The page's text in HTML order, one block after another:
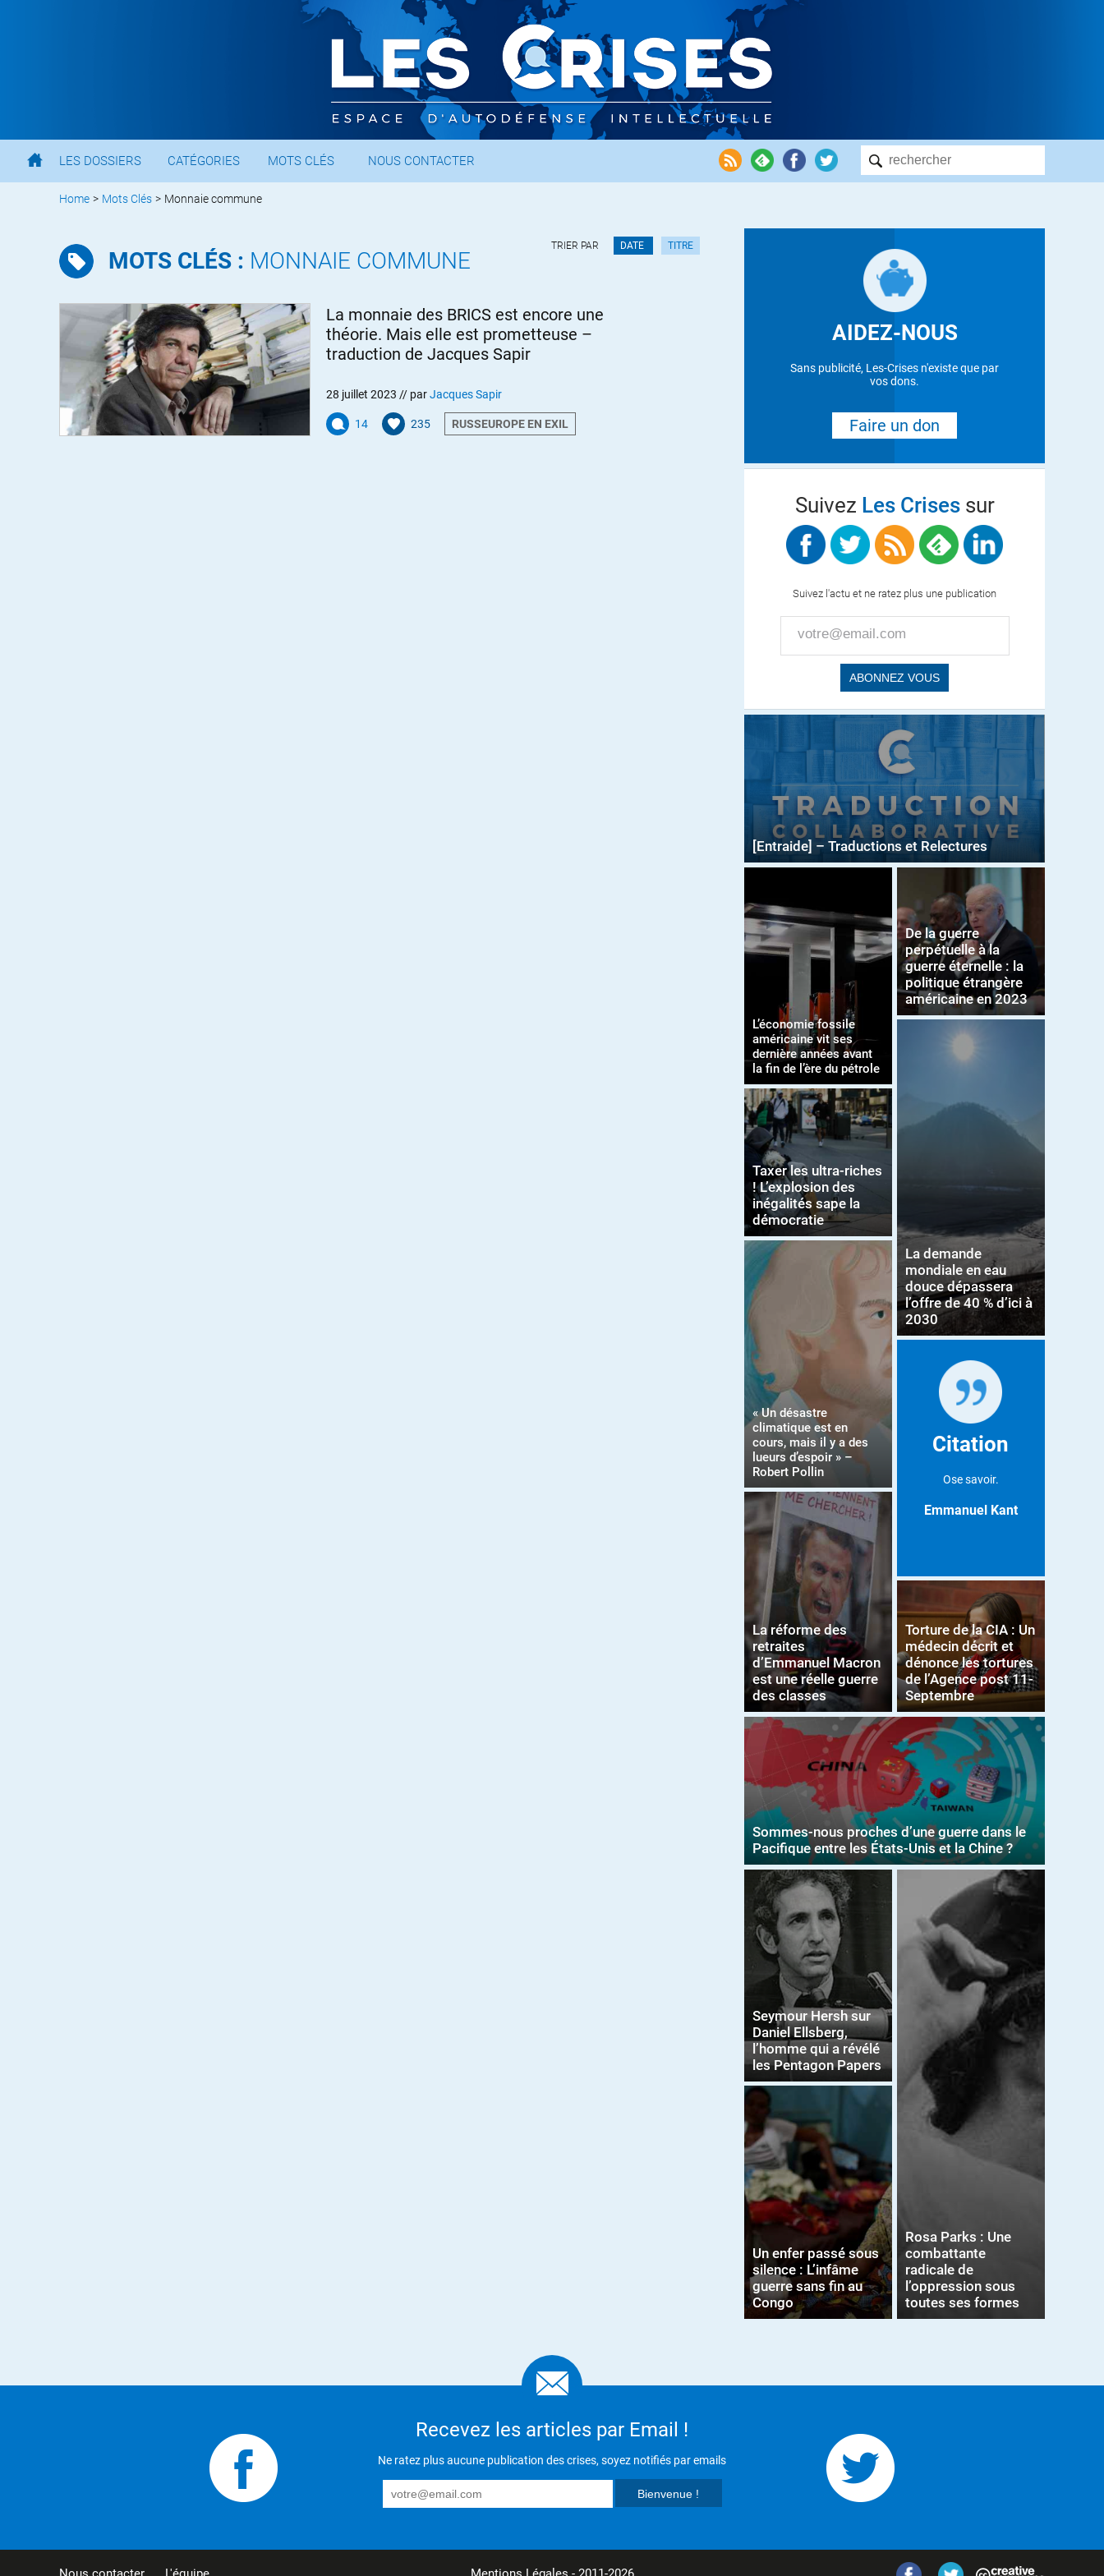
LES DOSSIERS CATÉGORIES MOTS CLÉS NOUS CONTACTER
Home > Mots Clés > Monnaie commune
MOTS CLÉS : MONNAIE COMMUNE
TRIER PAR DATE TITRE
La monnaie des BRICS est encore une
théorie. Mais elle est prometteuse –
traduction de Jacques Sapir
28 juillet 2023 // parJacques Sapir
14 235 RUSSEUROPE EN EXIL
AIDEZ-NOUS
Sans publicité, Les-Crises n'existe que par
vos dons.
Faire un don
Suivez Les Crisessur
Suivez l'actu et ne ratez plus une publication
[Entraide] – Traductions et Relectures
L’économie fossile
américaine vit ses
dernière années avant
la fin de l’ère du pétrole
Taxer les ultra-riches
! L’explosion des
inégalités sape la
démocratie
« Un désastre
climatique est en
cours, mais il y a des
lueurs d’espoir » –
Robert Pollin
La réforme des
retraites
d’Emmanuel Macron
est une réelle guerre
des classes
De la guerre
perpétuelle à la
guerre éternelle : la
politique étrangère
américaine en 2023
La demande
mondiale en eau
douce dépassera
l’offre de 40 % d’ici à
2030
Citation
Ose savoir.
Emmanuel Kant
Torture de la CIA : Un
médecin décrit et
dénonce les tortures
de l’Agence post 11-
Septembre
Sommes-nous proches d’une guerre dans le
Pacifique entre les États-Unis et la Chine ?
Seymour Hersh sur
Daniel Ellsberg,
l’homme qui a révélé
les Pentagon Papers
Un enfer passé sous
silence : L’infâme
guerre sans fin au
Congo
Rosa Parks : Une
combattante
radicale de
l’oppression sous
toutes ses formes
Recevez les articles par Email !
Ne ratez plus aucune publication des crises, soyez notifiés par emails